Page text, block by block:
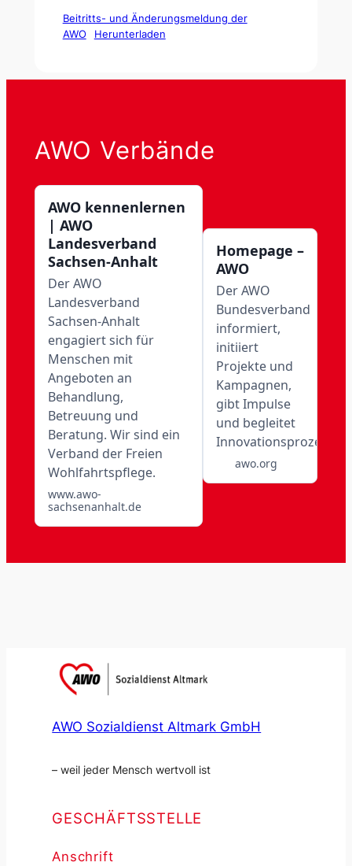
Beitritts- und Änderungsmeldung der
AWO
Herunterladen
AWO Verbände
AWO kennenlernen
| AWO
Landesverband
Sachsen-Anhalt
Der AWO
Landesverband
Sachsen-Anhalt
engagiert sich für
Menschen mit
Angeboten an
Behandlung,
Betreuung und
Beratung. Wir sind ein
Verband der Freien
Wohlfahrtspflege.
www.awo-
sachsenanhalt.de
Homepage –
AWO
Der AWO
Bundesverband
informiert,
initiiert
Projekte und
Kampagnen,
gibt Impulse
und begleitet
Innovationsprozesse.
awo.org
AWO Sozialdienst Altmark GmbH
– weil jeder Mensch wertvoll ist
GESCHÄFTSSTELLE
Anschrift